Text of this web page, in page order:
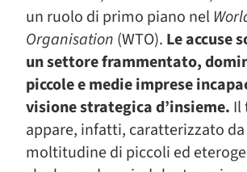
un ruolo di primo piano nel
Organisation (WTO). Le accuse
un settore frammentato,
piccole e medie imprese
visione strategica d’insieme. Il
appare, infatti, caratterizzato
moltitudine di piccoli ed